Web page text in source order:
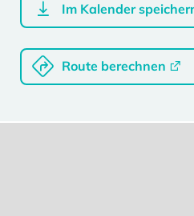
Im Kalender
Route berechnen